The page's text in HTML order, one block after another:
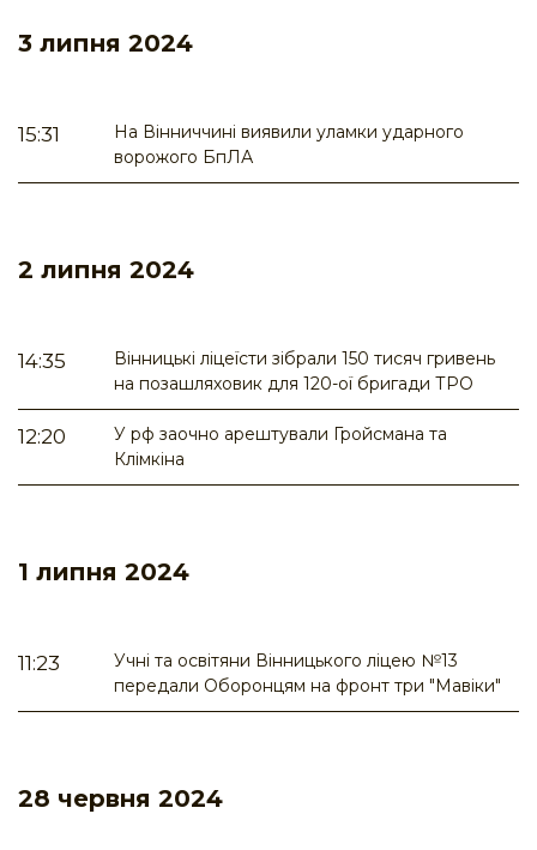
3 липня 2024
15:31
На Вінниччині виявили уламки ударного
ворожого БпЛА
2 липня 2024
14:35
Вінницькі ліцеїсти зібрали 150 тисяч гривень
на позашляховик для 120-ої бригади ТРО
12:20
У рф заочно арештували Гройсмана та
Клімкіна
1 липня 2024
11:23
Учні та освітяни Вінницького ліцею №13
передали Оборонцям на фронт три "Мавіки"
28 червня 2024